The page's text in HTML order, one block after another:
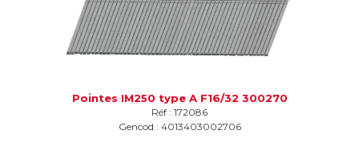
Pointes IM250 type A F16/32 300270
Réf : 172086
Gencod : 4013403002706